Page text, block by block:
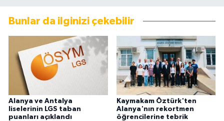
Bunlar da ilginizi çekebilir
Alanya ve Antalya
liselerinin LGS taban
puanları açıklandı
Kaymakam Öztürk'ten
Alanya'nın rekortmen
öğrencilerine tebrik